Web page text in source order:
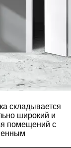
складывается
широкий и
помещений с